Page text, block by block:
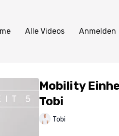
Alle Videos Anmelden
Mobility
Tobi
Tobi